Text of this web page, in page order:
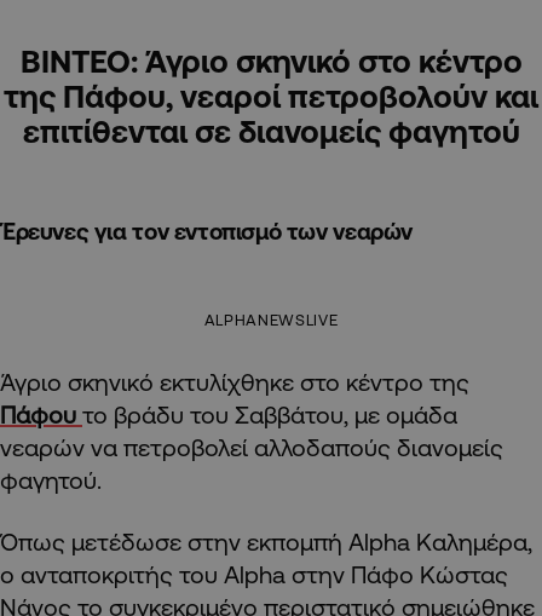
ΒΙΝΤΕΟ: Άγριο σκηνικό στο κέντρο
της Πάφου, νεαροί πετροβολούν και
επιτίθενται σε διανομείς φαγητού
Έρευνες για τον εντοπισμό των νεαρών
ALPHANEWSLIVE
Άγριο σκηνικό εκτυλίχθηκε στο κέντρο της
Πάφου το βράδυ του Σαββάτου, με ομάδα
νεαρών να πετροβολεί αλλοδαπούς διανομείς
φαγητού.
Όπως μετέδωσε στην εκπομπή Alpha Καλημέρα,
ο ανταποκριτής του Alpha στην Πάφο Κώστας
Νάνος το συγκεκριμένο περιστατικό σημειώθηκε